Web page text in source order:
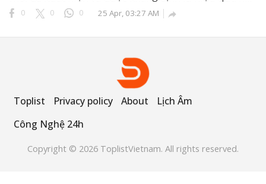
0 0 0 25 Apr, 03:27 AM 
Toplist Privacy policy About
Lịch Âm
Công Nghệ 24h
Copyright © 2026 ToplistVietnam. All rights reserved.